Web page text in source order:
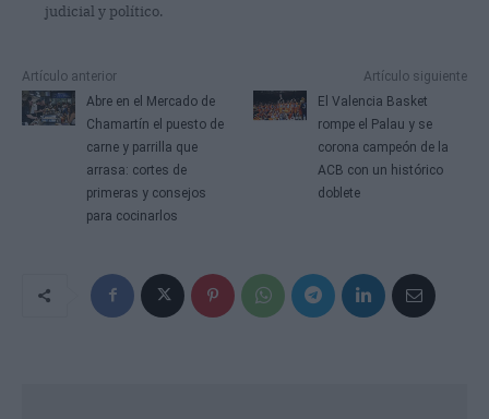
judicial y político.
Artículo anterior
Abre en el Mercado de
Chamartín el puesto de
carne y parrilla que
arrasa: cortes de
primeras y consejos
para cocinarlos
Artículo siguiente
El Valencia Basket
rompe el Palau y se
corona campeón de la
ACB con un histórico
doblete